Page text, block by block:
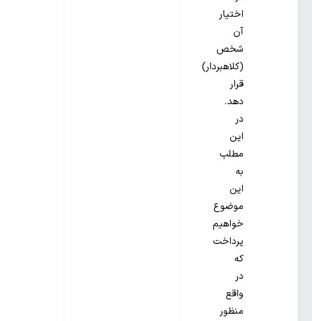
اختیار
آن
شخص
(کلاهبردار)
قرار
دهد.
در
این
مطلب
به
این
موضوع
خواهیم
پرداخت
که
در
واقع
منظور